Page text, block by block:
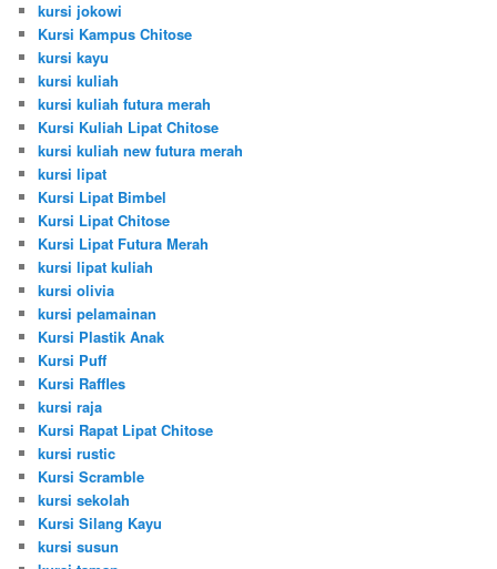
kursi jokowi
Kursi Kampus Chitose
kursi kayu
kursi kuliah
kursi kuliah futura merah
Kursi Kuliah Lipat Chitose
kursi kuliah new futura merah
kursi lipat
Kursi Lipat Bimbel
Kursi Lipat Chitose
Kursi Lipat Futura Merah
kursi lipat kuliah
kursi olivia
kursi pelamainan
Kursi Plastik Anak
Kursi Puff
Kursi Raffles
kursi raja
Kursi Rapat Lipat Chitose
kursi rustic
Kursi Scramble
kursi sekolah
Kursi Silang Kayu
kursi susun